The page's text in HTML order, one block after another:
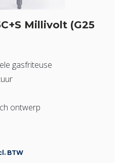
Millivolt (G25
gasfriteuse
ontwerp
BTW